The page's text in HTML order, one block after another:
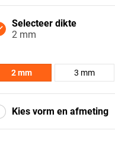
Selecteer dikte
2 mm
2 mm 3 mm
Kies vorm en afmeting